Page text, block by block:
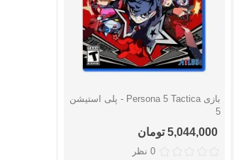
دوست داشتن
بازی Persona 5 Tactica - پلی استیشن
5
5,044,000 تومان
0 نظر